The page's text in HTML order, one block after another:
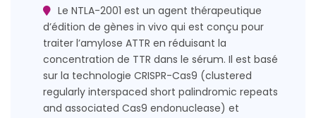
Le NTLA-2001 est un agent thérapeutique
d’édition de gènes in vivo qui est conçu pour
traiter l’amylose ATTR en réduisant la
concentration de TTR dans le sérum. Il est basé
sur la technologie CRISPR-Cas9 (clustered
regularly interspaced short palindromic repeats
and associated Cas9 endonuclease) et